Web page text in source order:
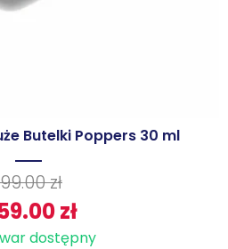
Butelki Poppers 30 ml
zł
zł
dostępny